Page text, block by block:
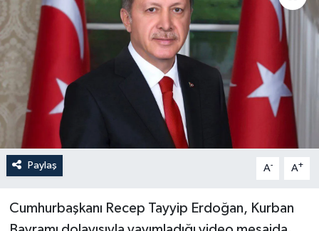
Paylaş A- A+
Cumhurbaşkanı Recep Tayyip Erdoğan, Kurban